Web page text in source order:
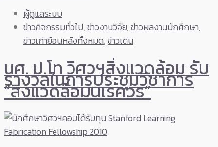
ผู้ดูแลระบบ
ข่าวกิจกรรมทั่วไป,ข่าวงานวิจัย,ข่าวผลงานนักศึกษา,
ข่าวเก่าย้อนหลังทั้งหมด,ข่าวเด่น
นศ. ป.โท วิศวฯสิ่งแวดล้อม รับ
รางวัลในการประชุมวิชาการ
“สิ่งแวดล้อมนเรศวร”